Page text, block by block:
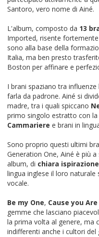
Santoro, vero nome di Ainé.
L'album, composto da 13
Imported, risente
sono alla base della
Italia, ma ben presto
Boston per affinare e
I brani spaziano tra
farla da padrone. Ainé si
madre, tra i quali spiccano
primo singolo estratto con la
Cammariere e brani in
Sono proprio questi ultimi
Generation One, Ainé è più
album, di chiara
lingua inglese il loro
vocale.
Be my One, Cause you Are
gemme che lasciano
la prima volta al genere, ma
indifferenti anche i cultori del